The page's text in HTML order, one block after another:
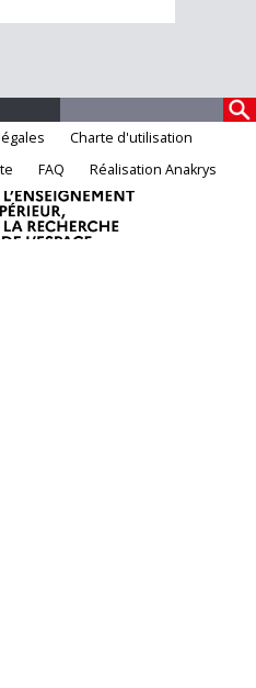
Charte d'utilisation
FAQ Réalisation Anakrys